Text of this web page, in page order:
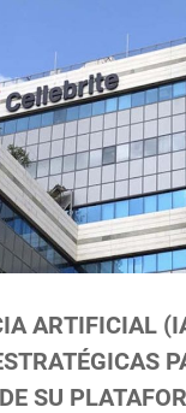
ARTIFICIAL
SU